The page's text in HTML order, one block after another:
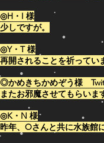
◎H・I 様
少しですが。
◎Y・T 様
再開されることを祈ってい
◎かめきちかめぞう様
またお邪魔させてもらいま
◎K・N 様
昨年、Oさんと共に水族館